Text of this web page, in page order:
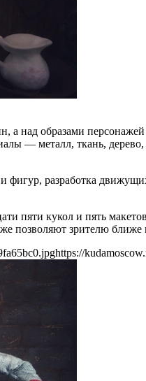
над образами
— металл, ткань,
фигур, разработка
пяти кукол и пять
позволяют зрителю ближе
https://